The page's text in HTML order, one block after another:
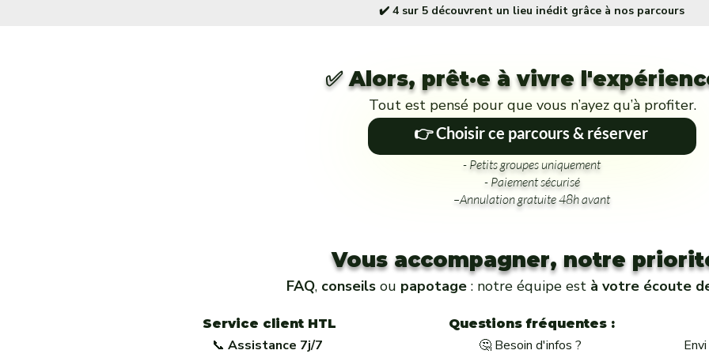
✔️ 4 sur 5 découvrent un lieu inédit grâce à nos parcours
✅ Alors, prêt·e à vivre
Tout est pensé pour que vous n’ayez qu’à profiter.
👉 Choisir ce parcours & réserver
- Petits groupes uniquement
- Paiement sécurisé
–Annulation gratuite 48h avant
Vous accompagner, notre
FAQ, conseils ou papotage : notre équipe est à votre écoute
Service client HTL
📞 Assistance 7j/7
Questions fréquentes :
🤔 Besoin d'infos ?